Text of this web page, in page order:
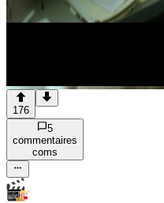
176
5
commentaires
coms